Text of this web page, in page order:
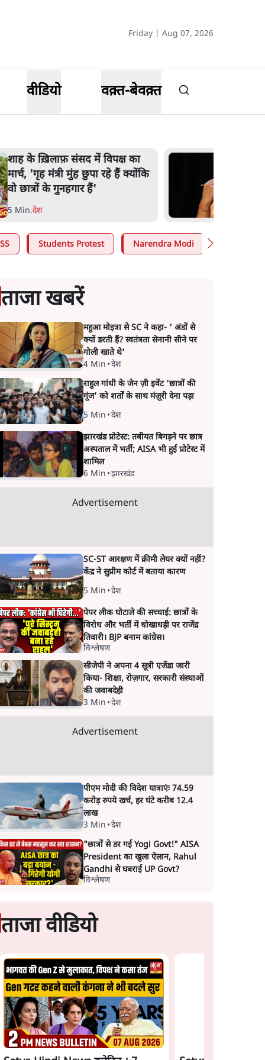
Friday | Aug 07, 2026
वीडियो वक़्त-बेवक़्त
संसद में विपक्ष का
मुंह छुपा रहे हैं क्योंकि
हैं'
Students Protest Narendra Modi
ताजा खबरें
महुआ मोइत्रा से SC ने कहा- ' अंडों से
क्यों डरती हैं? स्वतंत्रता सेनानी सीने पर
गोली खाते थे'
4 Min •देश
राहुल गांधी के जेन ज़ी इवेंट 'छात्रों की
गूंज' को शर्तों के साथ मंज़ूरी देना पड़ा
5 Min •देश
झारखंड प्रोटेस्ट: तबीयत बिगड़ने पर छात्र
अस्पताल में भर्ती; AISA भी हुई प्रोटेस्ट में
शामिल
6 Min •झारखंड
Advertisement
SC-ST आरक्षण में क्रीमी लेयर क्यों नहीं?
केंद्र ने सुप्रीम कोर्ट में बताया कारण
5 Min •देश
पेपर लीक घोटाले की सच्चाई: छात्रों के
विरोध और भर्ती में धोखाधड़ी पर राजेंद्र
तिवारी। BJP बनाम कांग्रेस।
विश्लेषण
सीजेपी ने अपना 4 सूत्री एजेंडा जारी
किया- शिक्षा, रोज़गार, सरकारी संस्थाओं
की जवाबदेही
3 Min •देश
Advertisement
पीएम मोदी की विदेश यात्राएंः 74.59
करोड़ रुपये खर्च, हर घंटे करीब 12.4
लाख
3 Min •देश
"छात्रों से डर गई Yogi Govt!" AISA
President का खुला ऐलान, Rahul
Gandhi से घबराई UP Govt?
विश्लेषण
ताजा वीडियो